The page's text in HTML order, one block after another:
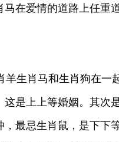
在爱情的道路上任重
生肖马和生肖狗在一
是上上等婚姻。其次
最忌生肖鼠，是下下